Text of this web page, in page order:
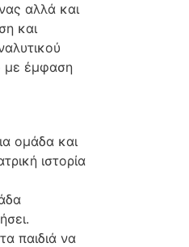
αλλά και
και
με έμφαση
ομάδα και
ιστορία
παιδιά να